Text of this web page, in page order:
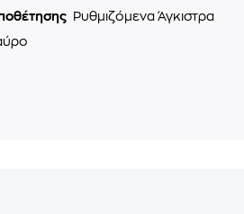
Ρυθμιζόμενα Άγκιστρα